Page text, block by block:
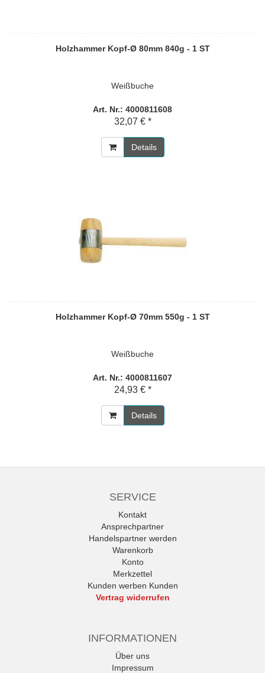
Holzhammer Kopf-Ø 80mm 840g - 1 ST
Weißbuche
Art. Nr.: 4000811608
32,07 € *
Details
Holzhammer Kopf-Ø 70mm 550g - 1 ST
Weißbuche
Art. Nr.: 4000811607
24,93 € *
Details
SERVICE
Kontakt
Ansprechpartner
Handelspartner werden
Warenkorb
Konto
Merkzettel
Kunden werben Kunden
Vertrag widerrufen
INFORMATIONEN
Über uns
Impressum